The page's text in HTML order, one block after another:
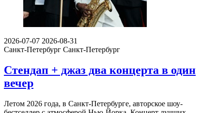
2026-07-07 2026-08-31
Санкт-Петербург Санкт-Петербург
Стендап + джаз два концерта в один
вечер
Летом 2026 года, в Санкт-Петербурге, авторское шоу-